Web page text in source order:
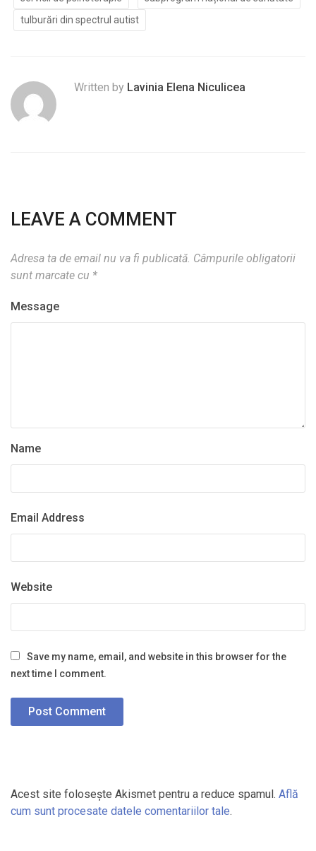
tulburări din spectrul autist
Written by Lavinia Elena Niculicea
LEAVE A COMMENT
Adresa ta de email nu va fi publicată. Câmpurile obligatorii
sunt marcate cu *
Message
Name
Email Address
Website
Save my name, email, and website in this browser for the
next time I comment.
Acest site folosește Akismet pentru a reduce spamul. Află
cum sunt procesate datele comentariilor tale.